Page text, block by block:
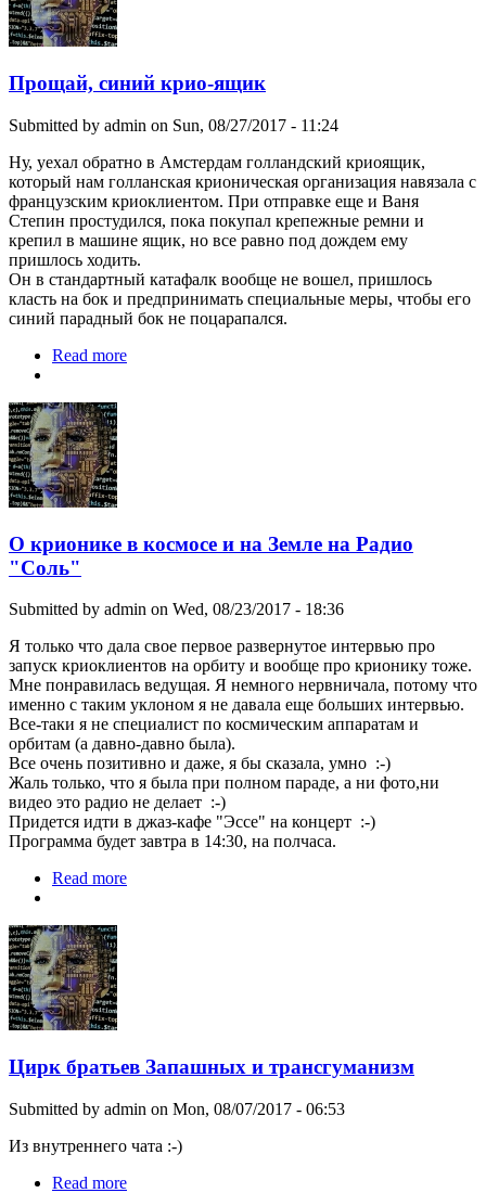
Прощай, синий крио-ящик
Submitted by admin on Sun, 08/27/2017 - 11:24
Ну, уехал обратно в Амстердам голландский криоящик,
который нам голланская крионическая организация навязала с
французским криоклиентом. При отправке еще и Ваня
Степин простудился, пока покупал крепежные ремни и
крепил в машине ящик, но все равно под дождем ему
пришлось ходить.
Он в стандартный катафалк вообще не вошел, пришлось
класть на бок и предпринимать специальные меры, чтобы его
синий парадный бок не поцарапался.
Read more
О крионике в космосе и на Земле на Радио
"Соль"
Submitted by admin on Wed, 08/23/2017 - 18:36
Я только что дала свое первое развернутое интервью про
запуск криоклиентов на орбиту и вообще про крионику тоже.
Мне понравилась ведущая. Я немного нервничала, потому что
именно с таким уклоном я не давала еще больших интервью.
Все-таки я не специалист по космическим аппаратам и
орбитам (а давно-давно была).
Все очень позитивно и даже, я бы сказала, умно :-)
Жаль только, что я была при полном параде, а ни фото,ни
видео это радио не делает :-)
Придется идти в джаз-кафе "Эссе" на концерт :-)
Программа будет завтра в 14:30, на полчаса.
Read more
Цирк братьев Запашных и трансгуманизм
Submitted by admin on Mon, 08/07/2017 - 06:53
Из внутреннего чата :-)
Read more